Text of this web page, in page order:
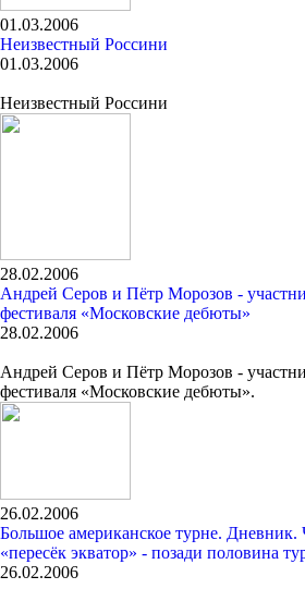
01.03.2006
Неизвестный Россини
01.03.2006
Неизвестный Россини
28.02.2006
Андрей Серов и Пётр Морозов -
фестиваля «Московские дебюты»
28.02.2006
Андрей Серов и Пётр Морозов -
фестиваля «Московские дебюты».
26.02.2006
Большое американское турне. Дневник.
«пересёк экватор» - позади половина
26.02.2006